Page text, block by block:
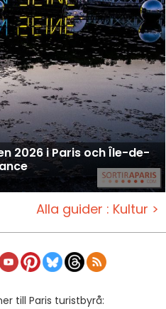
2026 i Paris och Île-de-
Alla guider : Kultur >
till Paris turistbyrå: